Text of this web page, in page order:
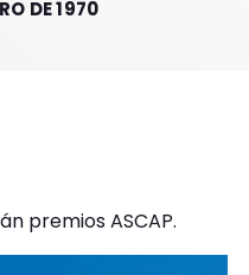
DE 1970
premios ASCAP.